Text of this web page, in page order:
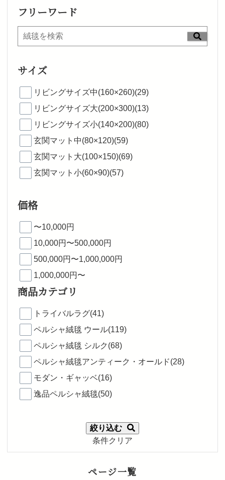
フリーワード
サイズ
リビングサイズ中(160×260)(29)
リビングサイズ大(200×300)(13)
リビングサイズ小(140×200)(80)
玄関マット中(80×120)(59)
玄関マット大(100×150)(69)
玄関マット小(60×90)(57)
価格
〜10,000円
10,000円〜500,000円
500,000円〜1,000,000円
1,000,000円〜
商品カテゴリ
トライバルラグ(41)
ペルシャ絨毯 ウール(119)
ペルシャ絨毯 シルク(68)
ペルシャ絨毯アンティーク・オールド(28)
モダン・ギャッベ(16)
逸品ペルシャ絨毯(50)
絞り込む
条件クリア
ページ一覧